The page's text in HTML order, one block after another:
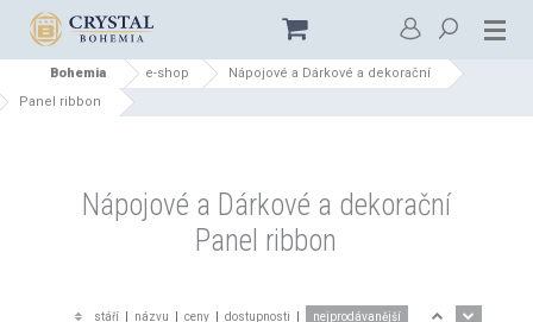
Bohemia e-shop
Nápojové a Dárkové a dekorační
Panel ribbon
Nápojové a Dárkové a dekorační
Panel ribbon
stáří názvu ceny dostupnosti nejprodávanější